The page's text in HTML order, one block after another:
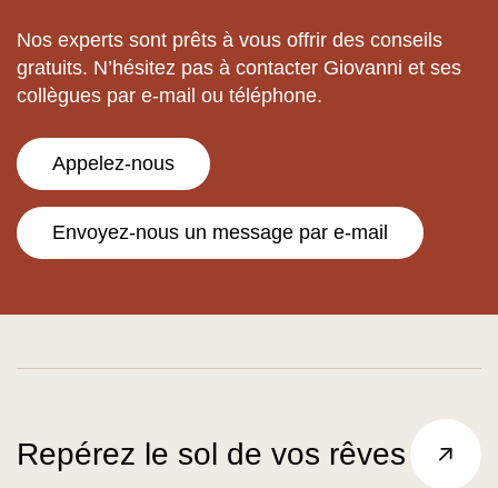
Nos experts sont prêts à vous offrir des conseils
gratuits. N’hésitez pas à contacter Giovanni et ses
collègues par e-mail ou téléphone.
Appelez-nous
Envoyez-nous un message par e-mail
Repérez le sol de vos rêves